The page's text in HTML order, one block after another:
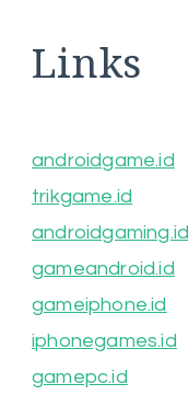
Links
androidgame.id
trikgame.id
androidgaming.id
gameandroid.id
gameiphone.id
iphonegames.id
gamepc.id